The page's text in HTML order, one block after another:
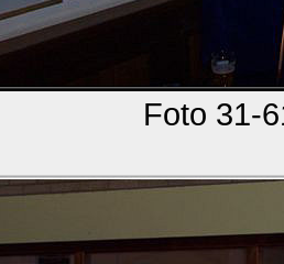
Foto 31-